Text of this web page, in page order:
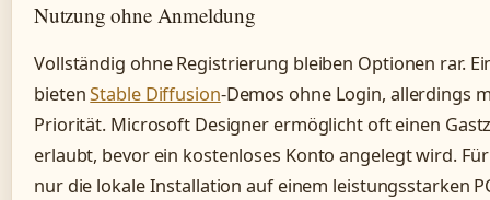
Nutzung ohne Anmeldung
Vollständig ohne Registrierung bleiben Optionen rar.
bietenStable Diffusion-Demos ohne Login, allerdings
Priorität. Microsoft Designer ermöglicht oft einen
erlaubt, bevor ein kostenloses Konto angelegt wird.
nur die lokale Installation auf einem leistungsstarken